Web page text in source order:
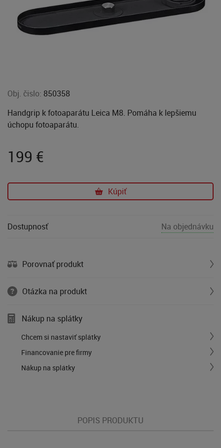
Obj. čislo: 850358
Handgrip k fotoaparátu Leica M8. Pomáha k lepšiemu
úchopu fotoaparátu.
199 €
Kúpiť
Dostupnosť Na objednávku
Porovnať produkt
Otázka na produkt
Nákup na splátky
Chcem si nastaviť splátky
Financovanie pre firmy
Nákup na splátky
POPIS PRODUKTU